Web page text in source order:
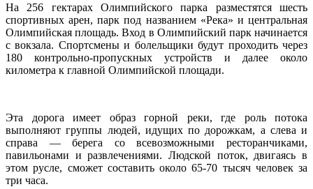
На 256 гектарах Олимпийского парка разместятся шесть
спортивных арен, парк под названием «Река» и центральная
Олимпийская площадь. Вход в Олимпийский парк начинается
с вокзала. Спортсмены и болельщики будут проходить через
180 контрольно-пропускных устройств и далее около
километра к главной Олимпийской площади.
Эта дорога имеет образ горной реки, где роль потока
выполняют группы людей, идущих по дорожкам, а слева и
справа — берега со всевозможными ресторанчиками,
павильонами и развлечениями. Людской поток, двигаясь в
этом русле, сможет составить около 65-70 тысяч человек за
три часа.